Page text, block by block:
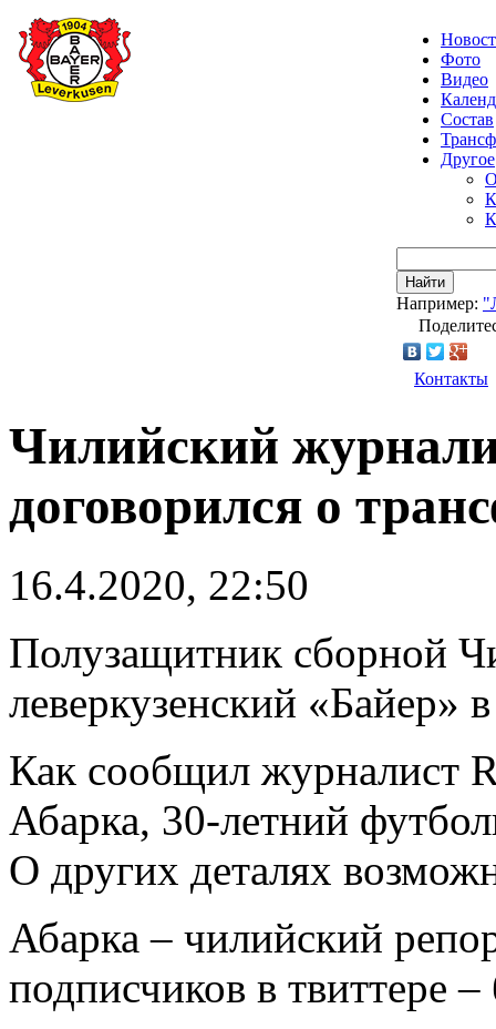
Фото
Видео
Состав
Другое
Найти
Например:
Контакты
Чилийский
договорился о
16.4.2020, 22:50
Полузащитник сборной
леверкузенский «Байер»
Как сообщил журналист
Абарка, 30-летний
О других деталях
Абарка – чилийский
подписчиков в твиттере